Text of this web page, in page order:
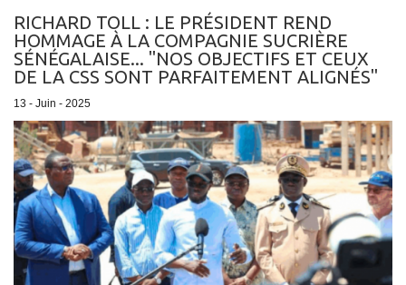
RICHARD TOLL : LE PRÉSIDENT REND
HOMMAGE À LA COMPAGNIE SUCRIÈRE
SÉNÉGALAISE... ''NOS OBJECTIFS ET CEUX
DE LA CSS SONT PARFAITEMENT ALIGNÉS''
13 - Juin - 2025